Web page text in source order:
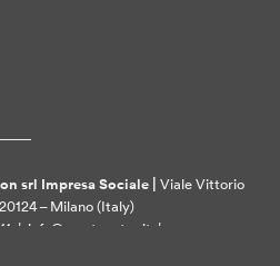
srl Impresa Sociale | Viale Vittorio
– Milano (Italy)
| info@meetcenter.it |